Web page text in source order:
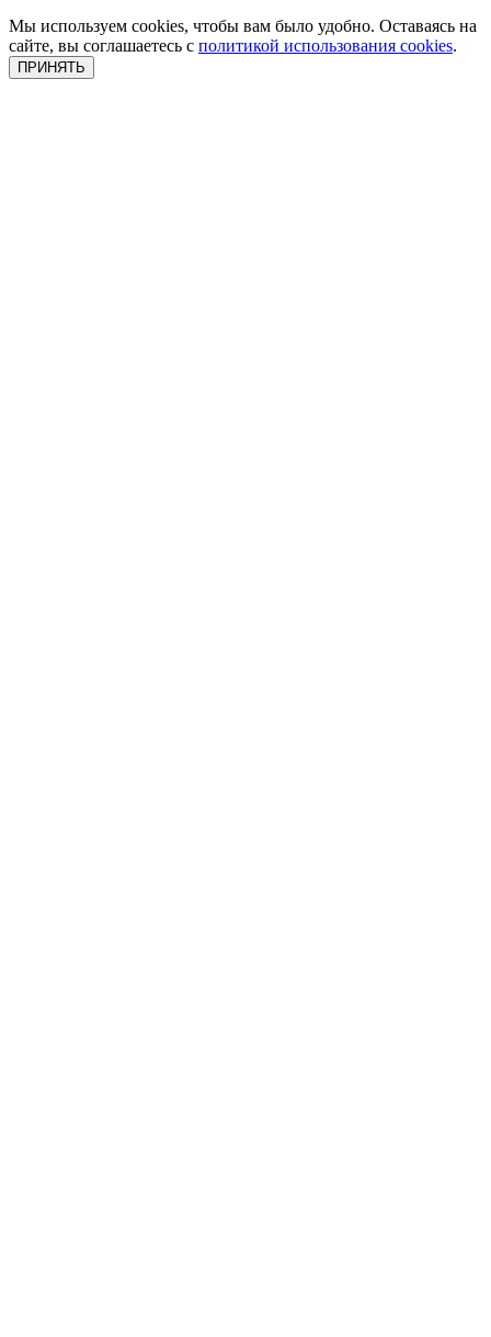
Мы используем cookies, чтобы вам было удобно. Оставаясь на
сайте, вы соглашаетесь с политикой использования cookies.
ПРИНЯТЬ